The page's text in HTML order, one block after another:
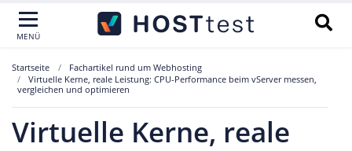
MENÜ
Startseite
Fachartikel rund um Webhosting
Virtuelle Kerne, reale Leistung: CPU-Performance beim vServer messen,
vergleichen und optimieren
Virtuelle Kerne, reale